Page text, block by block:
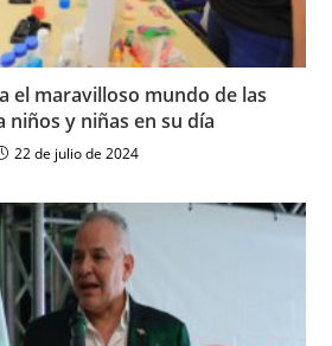
el maravilloso mundo de las
niños y niñas en su día
22 de julio de 2024